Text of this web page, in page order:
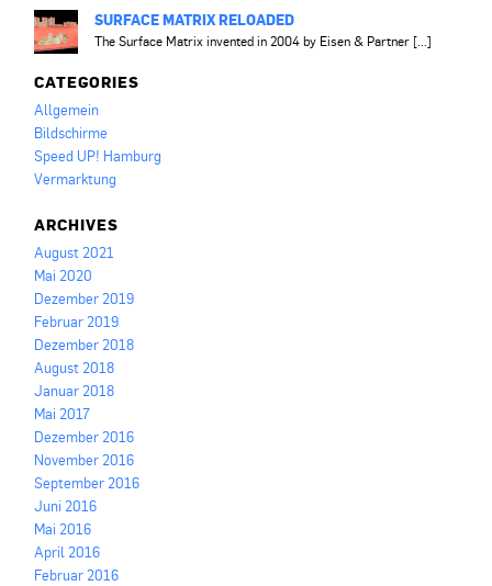
SURFACE MATRIX RELOADED
The Surface Matrix invented in 2004 by Eisen & Partner [...]
CATEGORIES
Allgemein
Bildschirme
Speed UP! Hamburg
Vermarktung
ARCHIVES
August 2021
Mai 2020
Dezember 2019
Februar 2019
Dezember 2018
August 2018
Januar 2018
Mai 2017
Dezember 2016
November 2016
September 2016
Juni 2016
Mai 2016
April 2016
Februar 2016